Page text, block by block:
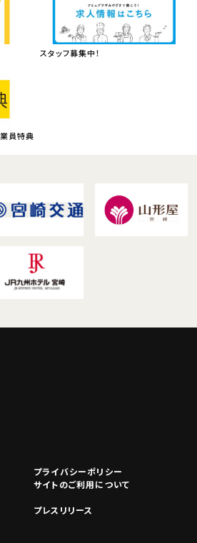
スタッフ募集中！
員特典
プライバシーポリシー
サイトのご利用について
プレスリリース